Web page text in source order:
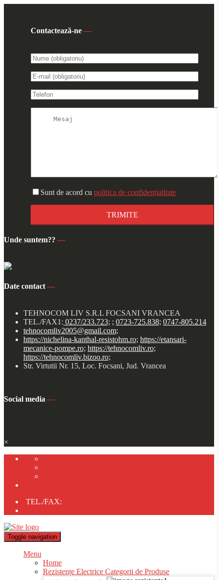
Contactează-ne —
Sunt de acord cu politica de confidențialitate
Unde suntem?? —
Date contact —
TEHNOCOM LIV S.R.L FOCSANI VRANCEA
TEL./FAX1: 0237/233.723; ; 0723-725.838; 0747-805.214
tehnocomliv2005@gmail.com;
https://nichelina-kanthal-resistohm.ro; https://etansari-
mecanice-pompe.ro; https://tehnocomliv.ro;
https://tehnocomliv.bizoo.ro;
Str. Virtutii Nr. 15, Loc. Focsani, Jud. Vrancea
Social media —
×
TEL./FAX:
Toggle navigation
Menu
Home
Rezistențe Electrice Categorii de Produse